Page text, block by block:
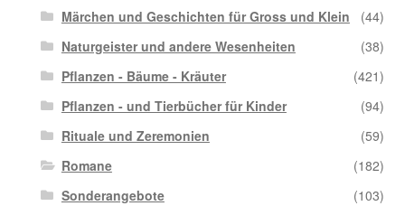
Märchen und Geschichten für Gross und Klein
(44)
Naturgeister und andere Wesenheiten
(38)
Pflanzen - Bäume - Kräuter
(421)
Pflanzen - und Tierbücher für Kinder
(94)
Rituale und Zeremonien
(59)
Romane
(182)
Sonderangebote
(103)